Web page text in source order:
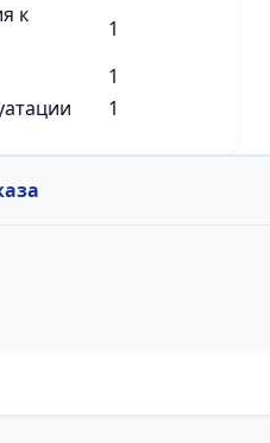
к
1
1
1